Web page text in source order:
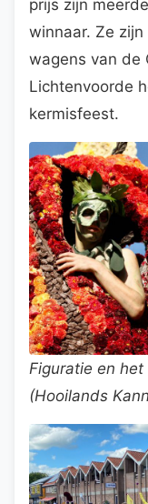
prijs zijn
winnaar. Ze
wagens van de
Lichtenvoorde
kermisfeest.
Figuratie en
(Hooilands